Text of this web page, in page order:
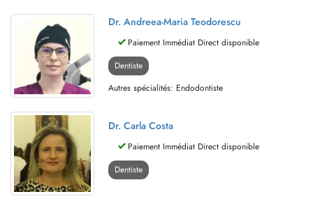
Dr. Andreea-Maria Teodorescu
Paiement Immédiat Direct disponible
Dentiste
Autres spécialités: Endodontiste
Dr. Carla Costa
Paiement Immédiat Direct disponible
Dentiste